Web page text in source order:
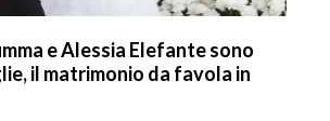
e Alessia Elefante sono
il matrimonio da favola in